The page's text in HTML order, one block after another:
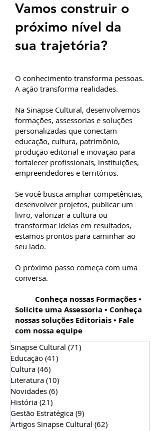
Vamos construir o
próximo nível da
sua trajetória?
O conhecimento transforma pessoas.
A ação transforma realidades.
Na Sinapse Cultural, desenvolvemos
formações, assessorias e soluções
personalizadas que conectam
educação, cultura, patrimônio,
produção editorial e inovação para
fortalecer profissionais, instituições,
empreendedores e territórios.
Se você busca ampliar competências,
desenvolver projetos, publicar um
livro, valorizar a cultura ou
transformar ideias em resultados,
estamos prontos para caminhar ao
seu lado.
O próximo passo começa com uma
conversa.
Conheça nossas Formações •
Solicite uma Assessoria • Conheça
nossas soluções Editoriais • Fale
com nossa equipe
Sinapse Cultural (71)
Educação (41)
Cultura (46)
Literatura (10)
Novidades (6)
História (21)
Gestão Estratégica (9)
Artigos Sinapse Cultural (62)